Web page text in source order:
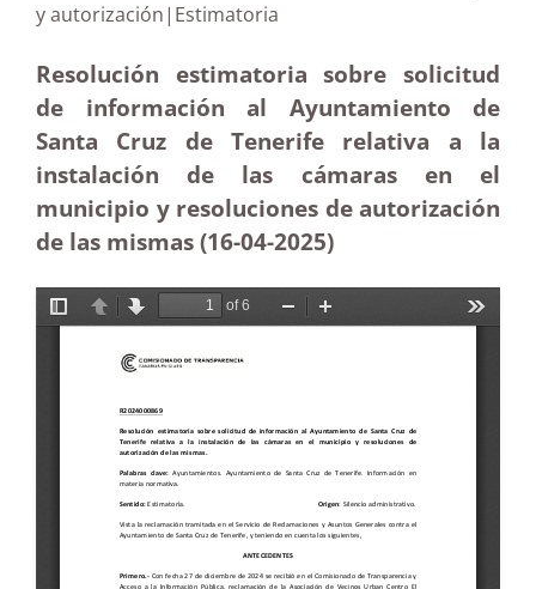
y autorización|Estimatoria
Resolución estimatoria sobre solicitud
de información al Ayuntamiento de
Santa Cruz de Tenerife relativa a la
instalación de las cámaras en el
municipio y resoluciones de autorización
de las mismas (16-04-2025)